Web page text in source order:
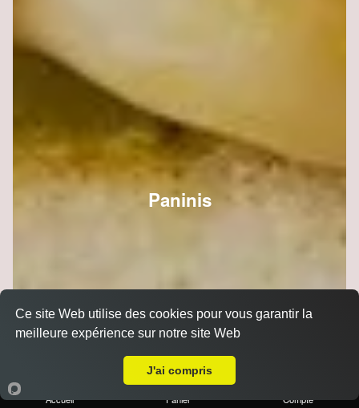
Paninis
Accueil Panier Compte
Ce site Web utilise des cookies pour vous garantir la
meilleure expérience sur notre site Web
J'ai compris